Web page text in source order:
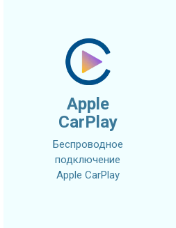
Apple
CarPlay
Беспроводное
подключение
Apple CarPlay